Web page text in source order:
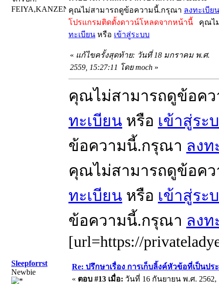
FEIYA,KANZEN คุณไม่สามารถดูข้อความนี้.กรุณา ลงทะเบียน
โปรแกรมติดตั้งดาวน์โหลดจากหน้านี้ คุณไ
ทะเบียน หรือ เข้าสู่ระบบ
« แก้ไขครั้งสุดท้าย: วันที่ 18 มกราคม พ.ศ.
2559, 15:27:11 โดย moch »
คุณไม่สามารถดูข้อค
ทะเบียน หรือ เข้าสู่ระ
ข้อความนี้.กรุณา ลงท
คุณไม่สามารถดูข้อค
ทะเบียน หรือ เข้าสู่ระ
ข้อความนี้.กรุณา ลงท
[url=https://
Sleepforrst
Newbie
Re: ปรึกษาเรื่อง การเก็บลิ้งค์หัวข้อที่เป็นป
« ตอบ #13 เมื่อ: วันที่ 16 กันยายน พ.ศ. 2562,